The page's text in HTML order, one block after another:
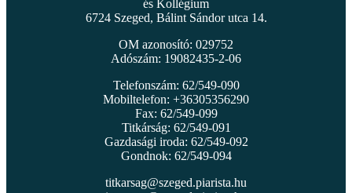
és Kollégium
6724 Szeged, Bálint Sándor utca 14.
OM azonosító: 029752
Adószám: 19082435-2-06
Telefonszám: 62/549-090
Mobiltelefon: +36305356290
Fax: 62/549-099
Titkárság: 62/549-091
Gazdasági iroda: 62/549-092
Gondnok: 62/549-094
titkarsag@szeged.piarista.hu